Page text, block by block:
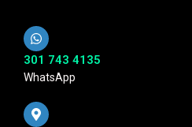
301 743 4135
WhatsApp